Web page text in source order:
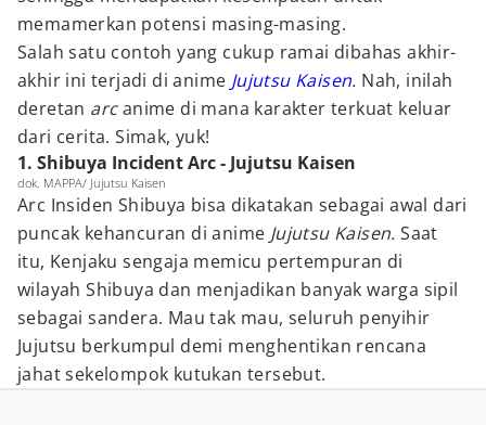
memamerkan potensi masing-masing.
Salah satu contoh yang cukup ramai dibahas akhir-
akhir ini terjadi di anime Jujutsu Kaisen. Nah, inilah
deretan arcanime di mana karakter terkuat keluar
dari cerita. Simak, yuk!
1. Shibuya Incident Arc - Jujutsu Kaisen
dok. MAPPA/ Jujutsu Kaisen
Arc Insiden Shibuya bisa dikatakan sebagai awal dari
puncak kehancuran di anime Jujutsu Kaisen.Saat
itu, Kenjaku sengaja memicu pertempuran di
wilayah Shibuya dan menjadikan banyak warga sipil
sebagai sandera. Mau tak mau, seluruh penyihir
Jujutsu berkumpul demi menghentikan rencana
jahat sekelompok kutukan tersebut.